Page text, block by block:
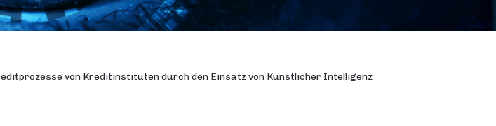
von Kreditinstituten durch den Einsatz von Künstlicher Intelligenz